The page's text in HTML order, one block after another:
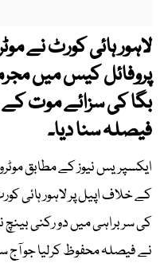
لاہور ہائی کورٹ نے
پروفائل کیس میں
بگا کی سزائے موت
فیصلہ سنا دیا۔
ایکسپریس نیوز کے مطابق
کے خلاف اپیل پر لاہور
کی سربراہی میں دو رکنی
نے فیصلہ محفوظ کرلیا جو آج